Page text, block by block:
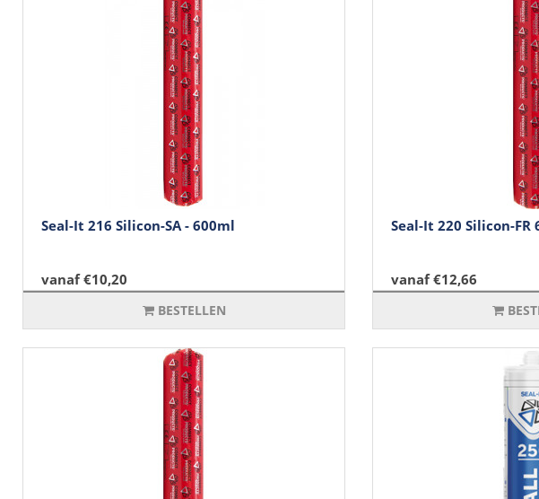
Seal-It 216 Silicon-SA - 600ml
vanaf €10,20
BESTELLEN
Seal-It 220 Silicon-FR
vanaf €12,66